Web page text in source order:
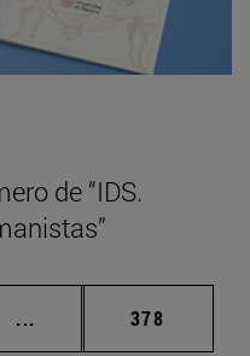
de “IDS.
... Páginas intermedias
Página
378